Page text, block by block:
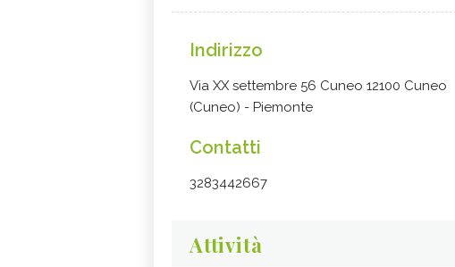
Indirizzo
Via XX settembre 56 Cuneo 12100 Cuneo
(Cuneo) - Piemonte
Contatti
3283442667
Attività